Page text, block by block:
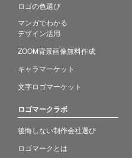
ロゴの色選び
マンガでわかる
デザイン活用
ZOOM背景画像無料作成
キャラマーケット
文字ロゴマーケット
ロゴマークラボ
後悔しない制作会社選び
ロゴマークとは